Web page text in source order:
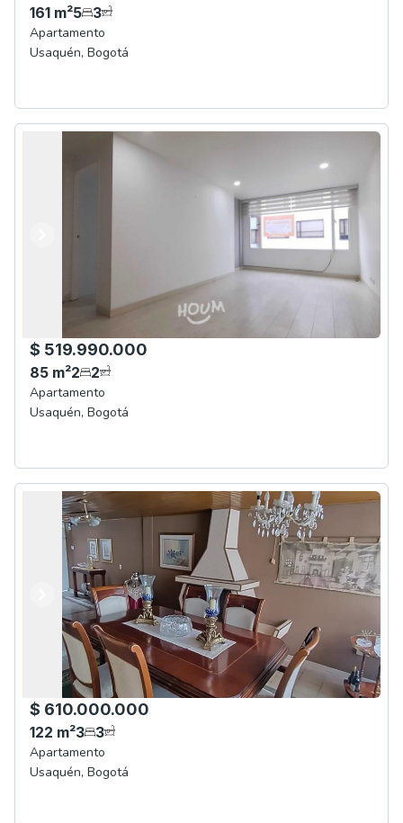
161 m²5 3
Apartamento
Usaquén, Bogotá
Anterior
Siguiente
$ 519.990.000
85 m²2 2
Apartamento
Usaquén, Bogotá
Anterior
Siguiente
$ 610.000.000
122 m²3 3
Apartamento
Usaquén, Bogotá